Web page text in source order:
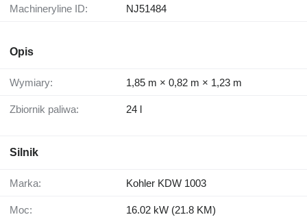
Machineryline ID: NJ51484
Opis
Wymiary: 1,85 m × 0,82 m × 1,23 m
Zbiornik paliwa: 24 l
Silnik
Marka: Kohler KDW 1003
Moc: 16.02 kW (21.8 KM)